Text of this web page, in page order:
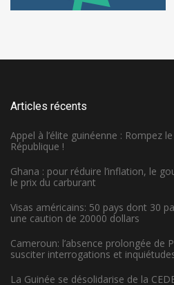
Articles récents
Appel à l’élite guinéenne : Rompez
République !
Ghana : pour réduire l’inflation, le
le prix du carburant
Visas américains: 50 pays dont 30
une caution de 20000 dollars
Cameroun: l’absence prolongée de
susciter interrogations et
La Guinée se désolidarise de la